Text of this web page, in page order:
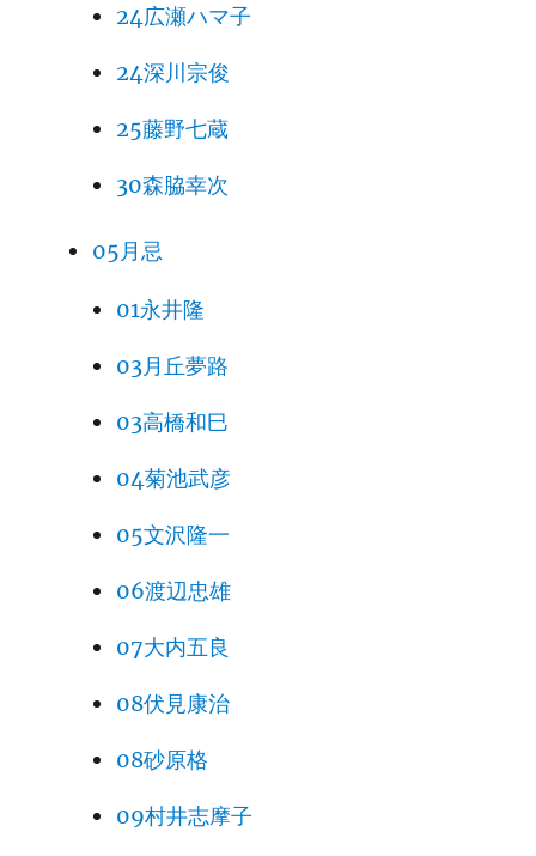
24広瀬ハマ子
24深川宗俊
25藤野七蔵
30森脇幸次
05月忌
01永井隆
03月丘夢路
03高橋和巳
04菊池武彦
05文沢隆一
06渡辺忠雄
07大内五良
08伏見康治
08砂原格
09村井志摩子